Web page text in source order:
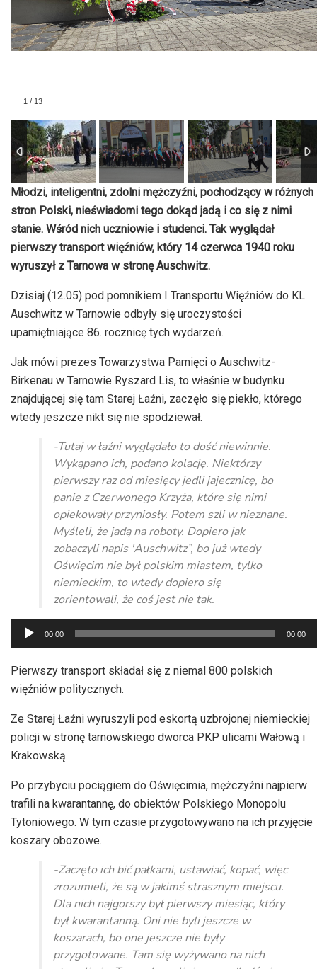
1 / 13
Młodzi, inteligentni, zdolni mężczyźni, pochodzący w różnych
stron Polski, nieświadomi tego dokąd jadą i co się z nimi
stanie. Wśród nich uczniowie i studenci. Tak wyglądał
pierwszy transport więźniów, który 14 czerwca 1940 roku
wyruszył z Tarnowa w stronę Auschwitz.
Dzisiaj (12.05) pod pomnikiem I Transportu Więźniów do KL
Auschwitz w Tarnowie odbyły się uroczystości
upamiętniające 86. rocznicę tych wydarzeń.
Jak mówi prezes Towarzystwa Pamięci o Auschwitz-
Birkenau w Tarnowie Ryszard Lis, to właśnie w budynku
znajdującej się tam Starej Łaźni, zaczęło się piekło, którego
wtedy jeszcze nikt się nie spodziewał.
-Tutaj w łaźni wyglądało to dość niewinnie.
Wykąpano ich, podano kolację. Niektórzy
pierwszy raz od miesięcy jedli jajecznicę, bo
panie z Czerwonego Krzyża, które się nimi
opiekowały przyniosły. Potem szli w nieznane.
Myśleli, że jadą na roboty. Dopiero jak
zobaczyli napis 'Auschwitz”, bo już wtedy
Oświęcim nie był polskim miastem, tylko
niemieckim, to wtedy dopiero się
zorientowali, że coś jest nie tak.
Odtwarzacz
plików
dźwiękowych
00:00 00:00
Pierwszy transport składał się z niemal 800 polskich
więźniów politycznych.
Ze Starej Łaźni wyruszyli pod eskortą uzbrojonej niemieckiej
policji w stronę tarnowskiego dworca PKP ulicami Wałową i
Krakowską.
Po przybyciu pociągiem do Oświęcimia, mężczyźni najpierw
trafili na kwarantannę, do obiektów Polskiego Monopolu
Tytoniowego. W tym czasie przygotowywano na ich przyjęcie
koszary obozowe.
-Zaczęto ich bić pałkami, ustawiać, kopać, więc
zrozumieli, że są w jakimś strasznym miejscu.
Dla nich najgorszy był pierwszy miesiąc, który
był kwarantanną. Oni nie byli jeszcze w
koszarach, bo one jeszcze nie były
przygotowane. Tam się wyżywano na nich